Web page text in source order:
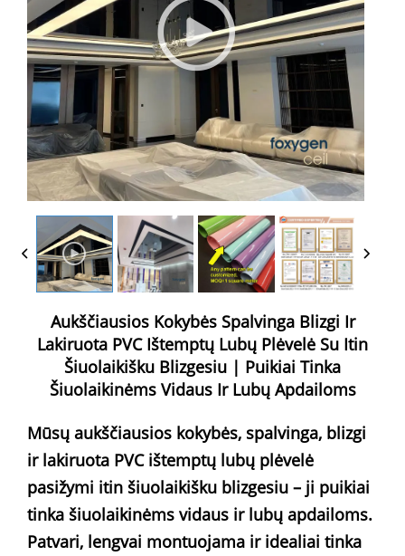
Aukščiausios Kokybės Spalvinga Blizgi Ir
Lakiruota PVC Ištemptų Lubų Plėvelė Su Itin
Šiuolaikišku Blizgesiu | Puikiai Tinka
Šiuolaikinėms Vidaus Ir Lubų Apdailoms
Mūsų aukščiausios kokybės, spalvinga, blizgi
ir lakiruota PVC ištemptų lubų plėvelė
pasižymi itin šiuolaikišku blizgesiu – ji puikiai
tinka šiuolaikinėms vidaus ir lubų apdailoms.
Patvari, lengvai montuojama ir idealiai tinka